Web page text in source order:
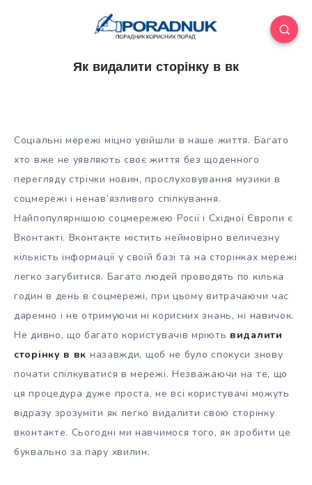
Як видалити сторінку в вк
Соціальні мережі міцно увійшли в наше життя. Багато
хто вже не уявляють своє життя без щоденного
перегляду стрічки новин, прослуховування музики в
соцмережі і ненав’язливого спілкування.
Найпопулярнішою соцмережею Росії і Східної Європи є
Вконтакті. Вконтакте міститьнеймовірно величезну
кількість інформації у своїй базі та на сторінках мережі
легко загубитися. Багато людей проводять по кілька
годин в день в соцмережі, при цьому витрачаючи час
даремно і не отримуючи ні корисних знань, ні навичок.
Не дивно, що багато користувачів мріють видалити
сторінку в вк назавжди, щоб не було спокуси знову
почати спілкуватися в мережі. Незважаючи на те, що
ця процедура дуже проста, не всі користувачі можуть
відразу зрозуміти як легко видалити свою сторінку
вконтакте. Сьогодні ми навчимося того, як зробити це
буквально за пару хвилин.